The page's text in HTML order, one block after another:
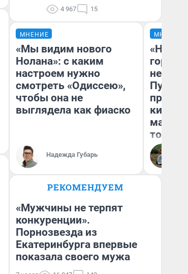
4 967 15
МНЕНИЕ
«Мы видим нового
Нолана»: с каким
настроем нужно
смотреть «Одиссею»,
чтобы она не
выглядела как фиаско
Надежда Губарь
МНЕНИЕ
«Нет
того
РЕКОМЕНДУЕМ
«Мужчины не терпят
конкуренции».
Порнозвезда из
Екатеринбурга впервые
показала своего мужа